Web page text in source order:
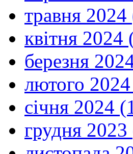
травня 2024
квітня 2024
березня
лютого
січня 2024
грудня